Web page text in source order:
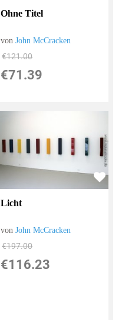
Ohne Titel
vonJohn McCracken
€121.00
€71.39
Licht
vonJohn McCracken
€197.00
€116.23